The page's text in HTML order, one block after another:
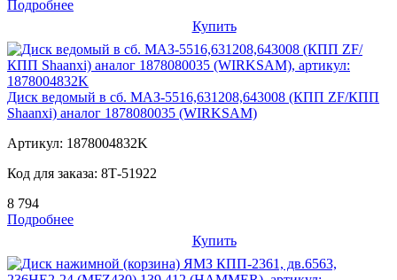
Подробнее
Купить
Диск ведомый в сб. МАЗ-5516,631208,643008 (КПП ZF/КПП
Shaanxi) аналог 1878080035 (WIRKSAM)
Артикул: 1878004832K
Код для заказа: 8Т-51922
8 794
Подробнее
Купить